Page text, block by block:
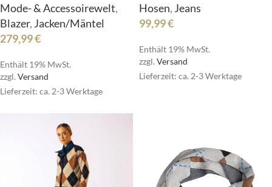
Mode- & Accessoirewelt,
Blazer, Jacken/Mäntel
279,99€
Enthält 19% MwSt.
zzgl. Versand
Lieferzeit: ca. 2-3 Werktage
Hosen, Jeans
99,99€
Enthält 19% MwSt.
zzgl. Versand
Lieferzeit: ca. 2-3 Werktage